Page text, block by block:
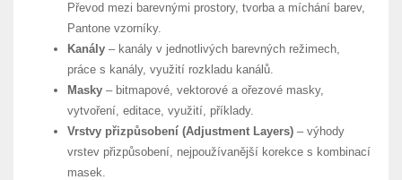
Převod mezi barevnými prostory, tvorba a míchání barev,
Pantone vzorníky.
Kanály – kanály v jednotlivých barevných režimech,
práce s kanály, využití rozkladu kanálů.
Masky – bitmapové, vektorové a ořezové masky,
vytvoření, editace, využití, příklady.
Vrstvy přizpůsobení (Adjustment Layers) – výhody
vrstev přizpůsobení, nejpoužívanější korekce s kombinací
masek.